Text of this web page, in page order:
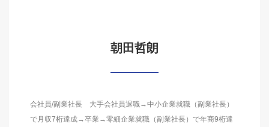
朝田哲朗
会社員/副業社長 大手会社員退職→中小企業就職（副業社長）
で月収7桁達成→卒業→零細企業就職（副業社長）で年商9桁達